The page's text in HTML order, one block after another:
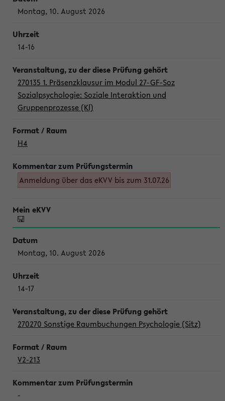
Montag, 10. August 2026
14-16
270135 1. Präsenzklausur im Modul 27-GF-Soz
Sozialpsychologie: Soziale Interaktion und
Gruppenprozesse (Kl)
H4
Anmeldung über das eKVV bis zum 31.07.26
Montag, 10. August 2026
14-17
270270 Sonstige Raumbuchungen Psychologie (Sitz)
V2-213
-